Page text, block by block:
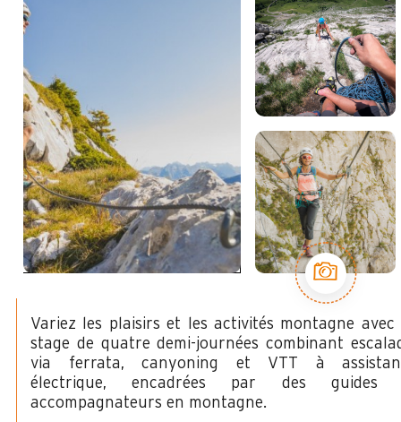
Variez les plaisirs et les activités montagne avec
stage de quatre demi-journées combinant
via ferrata, canyoning et VTT à
électrique, encadrées par des guides
accompagnateurs en montagne.